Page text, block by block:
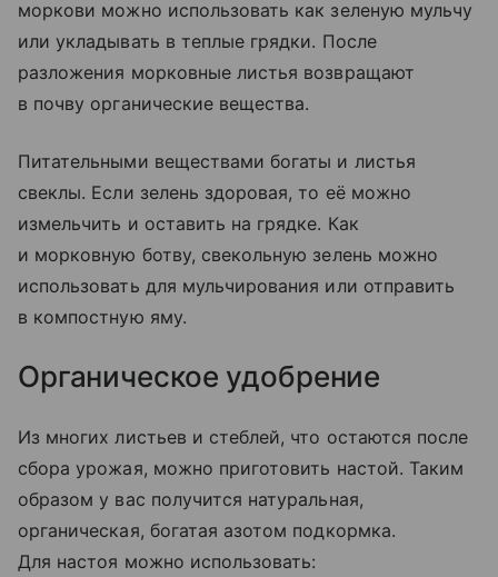
моркови можно использовать как зеленую мульчу
или укладывать в теплые грядки. После
разложения морковные листья возвращают
в почву органические вещества.
Питательными веществами богаты и листья
свеклы. Если зелень здоровая, то её можно
измельчить и оставить на грядке. Как
и морковную ботву, свекольную зелень можно
использовать для мульчирования или отправить
в компостную яму.
Органическое удобрение
Из многих листьев и стеблей, что остаются после
сбора урожая, можно приготовить настой. Таким
образом у вас получится натуральная,
органическая, богатая азотом подкормка.
Для настоя можно использовать: